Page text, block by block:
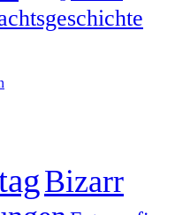
Bizarr